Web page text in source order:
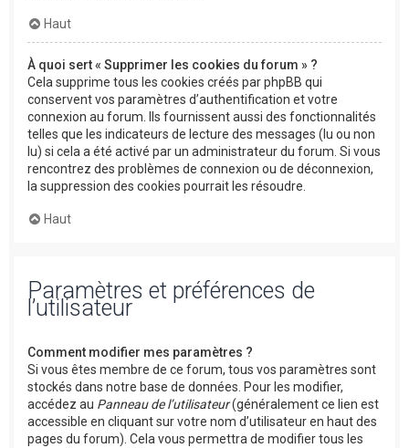
Haut
À quoi sert « Supprimer les cookies du forum » ?
Cela supprime tous les cookies créés par phpBB qui
conservent vos paramètres d’authentification et votre
connexion au forum. Ils fournissent aussi des fonctionnalités
telles que les indicateurs de lecture des messages (lu ou non
lu) si cela a été activé par un administrateur du forum. Si vous
rencontrez des problèmes de connexion ou de déconnexion,
la suppression des cookies pourrait les résoudre.
Haut
Paramètres et préférences de
l’utilisateur
Comment modifier mes paramètres ?
Si vous êtes membre de ce forum, tous vos paramètres sont
stockés dans notre base de données. Pour les modifier,
accédez au Panneau de l’utilisateur(généralement ce lien est
accessible en cliquant sur votre nom d’utilisateur en haut des
pages du forum). Cela vous permettra de modifier tous les